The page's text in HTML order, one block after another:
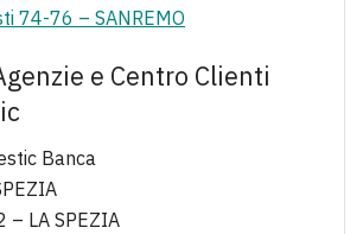
74-76 – SANREMO
e Centro Clienti
Banca
LA SPEZIA